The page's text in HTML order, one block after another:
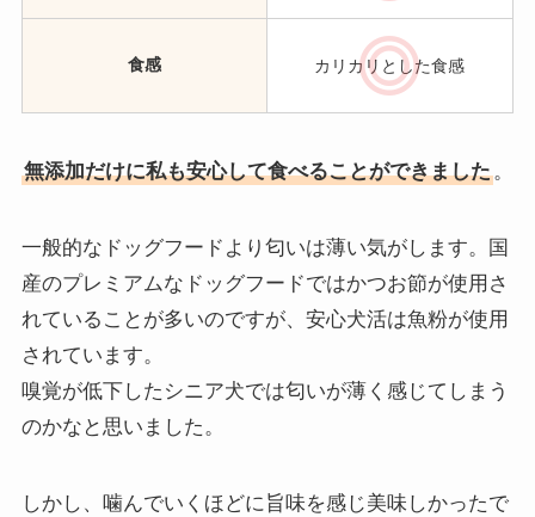
食感 カリカリとした食感
無添加だけに私も安心して食べることができました。
一般的なドッグフードより匂いは薄い気がします。国
産のプレミアムなドッグフードではかつお節が使用さ
れていることが多いのですが、安心犬活は魚粉が使用
されています。
嗅覚が低下したシニア犬では匂いが薄く感じてしまう
のかなと思いました。
しかし、噛んでいくほどに旨味を感じ美味しかったで